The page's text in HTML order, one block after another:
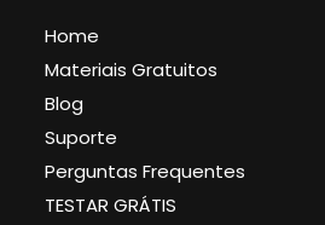
Home
Materiais Gratuitos
Blog
Suporte
Perguntas Frequentes
TESTAR GRÁTIS